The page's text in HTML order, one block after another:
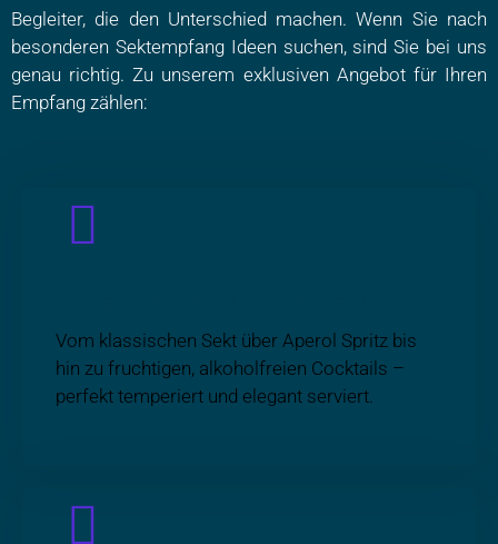
Begleiter, die den Unterschied machen. Wenn Sie nach
besonderen Sektempfang Ideen suchen, sind Sie bei uns
genau richtig. Zu unserem exklusiven Angebot für Ihren
Empfang zählen:
Vom klassischen Sekt über Aperol Spritz bis
hin zu fruchtigen, alkoholfreien Cocktails –
perfekt temperiert und elegant serviert.